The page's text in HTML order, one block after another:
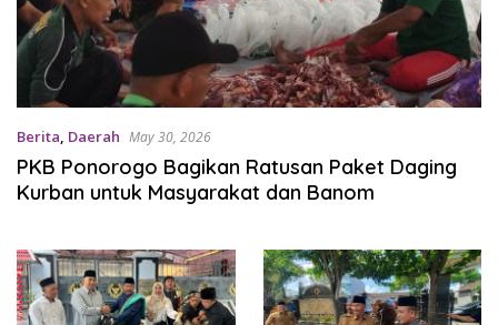
Berita, Daerah May 30, 2026
PKB Ponorogo Bagikan Ratusan Paket Daging
Kurban untuk Masyarakat dan Banom